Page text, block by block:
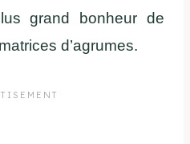
grand bonheur de
d’agrumes.